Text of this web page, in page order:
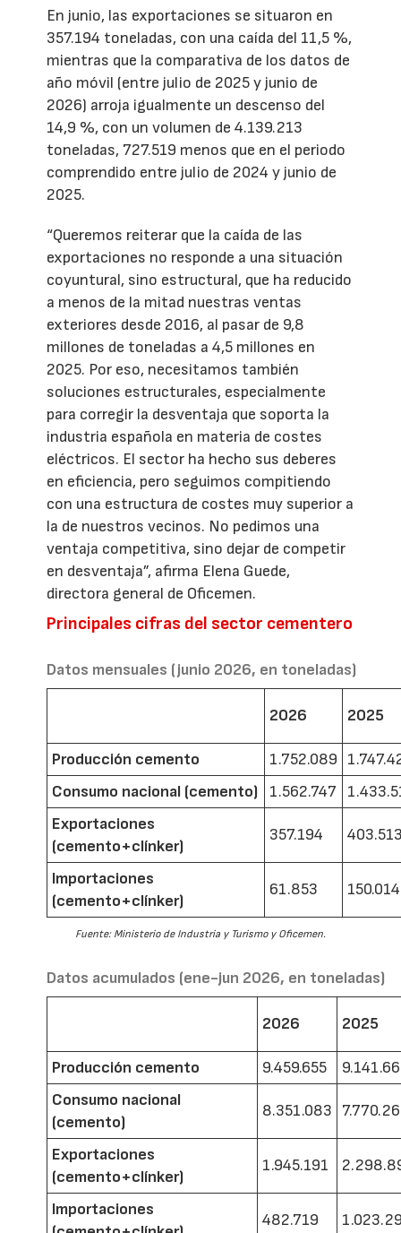
En junio, las exportaciones se situaron en
357.194 toneladas, con una caída del 11,5 %,
mientras que la comparativa de los datos de
año móvil (entre julio de 2025 y junio de
2026) arroja igualmente un descenso del
14,9 %, con un volumen de 4.139.213
toneladas, 727.519 menos que en el periodo
comprendido entre julio de 2024 y junio de
2025.
“Queremos reiterar que la caída de las
exportaciones no responde a una situación
coyuntural, sino estructural, que ha reducido
a menos de la mitad nuestras ventas
exteriores desde 2016, al pasar de 9,8
millones de toneladas a 4,5 millones en
2025. Por eso, necesitamos también
soluciones estructurales, especialmente
para corregir la desventaja que soporta la
industria española en materia de costes
eléctricos. El sector ha hecho sus deberes
en eficiencia, pero seguimos compitiendo
con una estructura de costes muy superior a
la de nuestros vecinos. No pedimos una
ventaja competitiva, sino dejar de competir
en desventaja”, afirma Elena Guede,
directora general de Oficemen.
Principales cifras del sector cementero
Datos mensuales (junio 2026, en toneladas)
2026 2025
Producción cemento 1.752.089
Consumo nacional (cemento)
1.562.747
Exportaciones
(cemento+clínker)
357.194
Importaciones
(cemento+clínker)
61.853 150.014
Fuente: Ministerio de Industria y Turismo y Oficemen.
Datos acumulados (ene-jun 2026, en toneladas)
2026 2025
Producción cemento 9.459.655
Consumo nacional
(cemento)
8.351.083
Exportaciones
(cemento+clínker)
1.945.191
Importaciones
482.719